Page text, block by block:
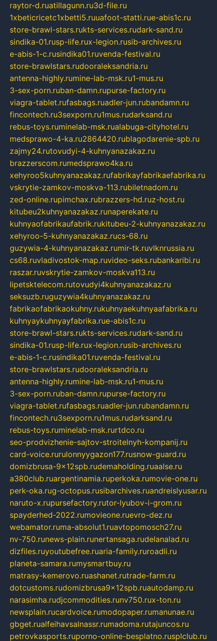
raytor-d.ruatillagunn.ru3d-file.ru
1xbeticricetc1xbetti5.ruuafoot-statti.rue-abis1c.ru
store-brawl-stars.rukts-services.rudark-sand.ru
sindika-01.rusp-life.rux-legion.rusib-archives.ru
e-abis-1-c.rusindika01.ruvenda-festival.ru
store-brawlstars.rudooraleksandria.ru
antenna-highly.rumine-lab-msk.ru1-mus.ru
3-sex-porn.ruban-damn.rupurse-factory.ru
viagra-tablet.rufasbags.ruadler-jun.rubandamn.ru
fincontech.ru3sexporn.ru1mus.rudarksand.ru
rebus-toys.ruminelab-msk.rualabuga-cityhotel.ru
medsprawo-4-ka.ru2864420.rublagodarenie-spb.ru
zajmy24.rutovudyi-4-kuhnyanazakaz.ru
brazzerscom.rumedsprawo4ka.ru
xehyroo5kuhnyanazakaz.rufabrikayfabrikaefabrika.ru
vskrytie-zamkov-moskva-113.rubiletnadom.ru
zed-online.rupimchax.rubrazzers-hd.ruz-host.ru
kitubeu2kuhnyanazakaz.runaperekate.ru
kuhnyaofabrikaufabrik.rukitubeu-2-kuhnyanazakaz.ru
xehyroo-5-kuhnyanazakaz.rucs-68.ru
guzywia-4-kuhnyanazakaz.rumir-tk.ruvlknrussia.ru
cs68.ruvladivostok-map.ruvideo-seks.rubankaribi.ru
raszar.ruvskrytie-zamkov-moskva113.ru
lipetsktelecom.rutovudyi4kuhnyanazakaz.ru
seksuzb.ruguzywia4kuhnyanazakaz.ru
fabrikaofabrikaokuhny.rukuhnyaekuhnyaafabrika.ru
kuhnyaykuhnyayfabrika.rue-abis1c.ru
store-brawl-stars.rukts-services.rudark-sand.ru
sindika-01.rusp-life.rux-legion.rusib-archives.ru
e-abis-1-c.rusindika01.ruvenda-festival.ru
store-brawlstars.rudooraleksandria.ru
antenna-highly.rumine-lab-msk.ru1-mus.ru
3-sex-porn.ruban-damn.rupurse-factory.ru
viagra-tablet.rufasbags.ruadler-jun.rubandamn.ru
fincontech.ru3sexporn.ru1mus.rudarksand.ru
rebus-toys.ruminelab-msk.rurtdco.ru
seo-prodvizhenie-sajtov-stroitelnyh-kompanij.ru
card-voice.rurulonnyygazon177.rusnow-guard.ru
domizbrusa-9x12spb.rudemaholding.ruaalse.ru
a380club.ruargentinamia.ruperkoka.rumovie-one.ru
perk-oka.rug-octopus.rusibarchives.ruandreislyusar.ru
naruto-x.rupursefactory.rutor-lyubov-i-grom.ru
spayderhed-2022.rumovieone.ruevro-dez.ru
webamator.ruma-absolut1.ruavtopomosch27.ru
nv-750.runews-plain.runertansaga.rudelanalad.ru
dizfiles.ruyoutubefree.ruaria-family.ruroadli.ru
planeta-samara.rumysmartbuy.ru
matrasy-kemerovo.ruashanet.rutrade-farm.ru
dotcustoms.rudomizbrusa9x12spb.ruautodamp.ru
narasimha.rudjcommodities.runv750.rux-ton.ru
newsplain.rucardvoice.rumodopaper.rumanunae.ru
gbget.rualfeihavsalnassr.rumadoma.rutajuncos.ru
petrovkasports.ruporno-online-besplatno.rusplclub.ru